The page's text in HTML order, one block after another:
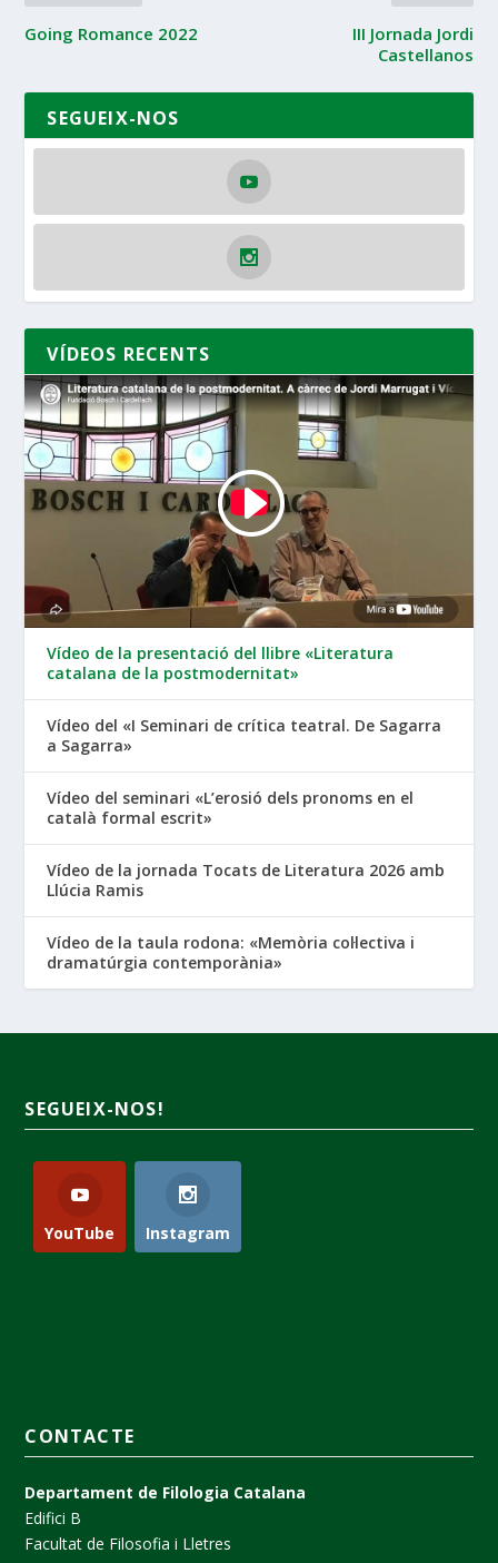
Going Romance 2022
III Jornada Jordi
Castellanos
SEGUEIX-NOS
VÍDEOS RECENTS
Vídeo de la presentació del llibre «Literatura
catalana de la postmodernitat»
Vídeo del «I Seminari de crítica teatral. De Sagarra
a Sagarra»
Vídeo del seminari «L’erosió dels pronoms en el
català formal escrit»
Vídeo de la jornada Tocats de Literatura 2026 amb
Llúcia Ramis
Vídeo de la taula rodona: «Memòria col·lectiva i
dramatúrgia contemporània»
SEGUEIX-NOS!
YouTube Instagram
CONTACTE
Departament de Filologia Catalana
Edifici B
Facultat de Filosofia i Lletres